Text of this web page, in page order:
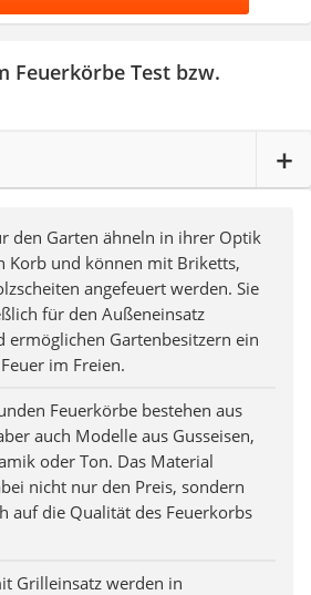
Feuerkörbe Test bzw.
den Garten ähneln in ihrer Optik
Korb und können mit Briketts,
angefeuert werden. Sie
für den Außeneinsatz
ermöglichen Gartenbesitzern ein
im Freien.
Feuerkörbe bestehen aus
auch Modelle aus Gusseisen,
oder Ton. Das Material
nicht nur den Preis, sondern
auf die Qualität des Feuerkorbs
Grilleinsatz werden in